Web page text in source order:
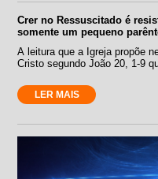
Crer no Ressuscitado é
somente um pequeno
A leitura que a Igreja propõe
Cristo segundo João 20, 1-9
LER MAIS